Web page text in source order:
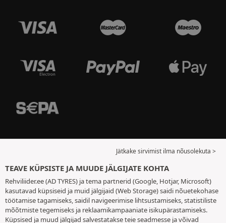
Jätkake sirvimist ilma nõusolekuta >
TEAVE KÜPSISTE JA MUUDE JÄLGIJATE KOHTA
Rehviliider.ee (AD TYRES) ja tema partnerid (Google, Hotjar, Microsoft)
kasutavad küpsiseid ja muid jälgijaid (Web Storage) saidi nõuetekohase
töötamise tagamiseks, saidil navigeerimise lihtsustamiseks, statistiliste
mõõtmiste tegemiseks ja reklaamikampaaniate isikupärastamiseks.
Küpsised ja muud jälgijad salvestatakse teie seadmesse ja võivad